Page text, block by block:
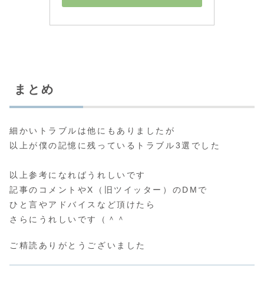
まとめ
細かいトラブルは他にもありましたが
以上が僕の記憶に残っているトラブル3選でした
以上参考になればうれしいです
記事のコメントやX（旧ツイッター）のDMで
ひと言やアドバイスなど頂けたら
さらにうれしいです（＾＾
ご精読ありがとうございました